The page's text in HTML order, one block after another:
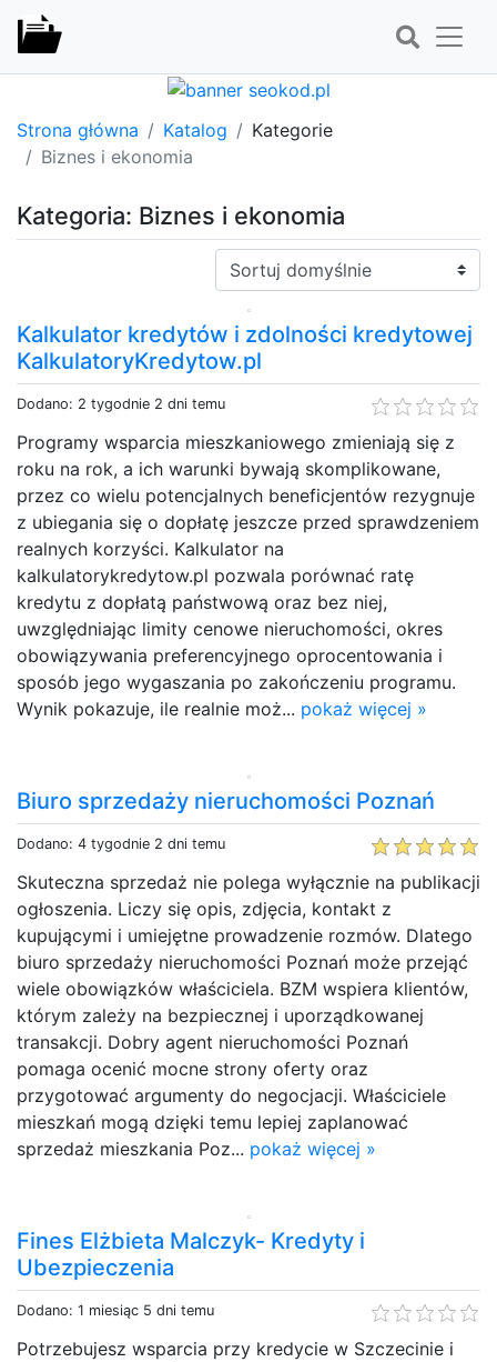
Strona główna Katalog
Kategorie
Biznes i ekonomia
Kategoria: Biznes i ekonomia
Sortuj:
Kalkulator kredytów i zdolności kredytowej
KalkulatoryKredytow.pl
Dodano: 2 tygodnie 2 dni temu
Programy wsparcia mieszkaniowego zmieniają się z
roku na rok, a ich warunki bywają skomplikowane,
przez co wielu potencjalnych beneficjentów rezygnuje
z ubiegania się o dopłatę jeszcze przed sprawdzeniem
realnych korzyści. Kalkulator na
kalkulatorykredytow.pl pozwala porównać ratę
kredytu z dopłatą państwową oraz bez niej,
uwzględniając limity cenowe nieruchomości, okres
obowiązywania preferencyjnego oprocentowania i
sposób jego wygaszania po zakończeniu programu.
Wynik pokazuje, ile realnie moż... pokaż więcej »
Biuro sprzedaży nieruchomości Poznań
Dodano: 4 tygodnie 2 dni temu
Skuteczna sprzedaż nie polega wyłącznie na publikacji
ogłoszenia. Liczy się opis, zdjęcia, kontakt z
kupującymi i umiejętne prowadzenie rozmów. Dlatego
biuro sprzedaży nieruchomości Poznań może przejąć
wiele obowiązków właściciela. BZM wspiera klientów,
którym zależy na bezpiecznej i uporządkowanej
transakcji. Dobry agent nieruchomości Poznań
pomaga ocenić mocne strony oferty oraz
przygotować argumenty do negocjacji. Właściciele
mieszkań mogą dzięki temu lepiej zaplanować
sprzedaż mieszkania Poz... pokaż więcej »
Fines Elżbieta Malczyk- Kredyty i
Ubezpieczenia
Dodano: 1 miesiąc 5 dni temu
Potrzebujesz wsparcia przy kredycie w Szczecinie i